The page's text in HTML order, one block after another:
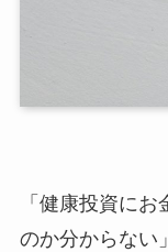
「健康投資に
のか分からな